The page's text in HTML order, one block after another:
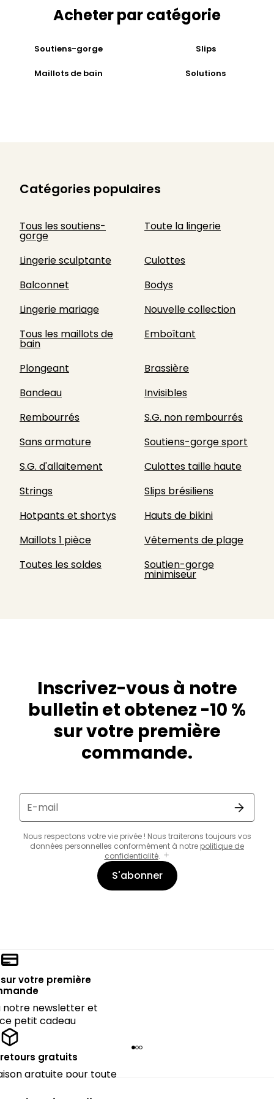
Acheter par catégorie
Soutiens-gorge Slips
Maillots de bain Solutions
Catégories populaires
Tous les soutiens-
gorge
Toute la lingerie
Lingerie sculptante
Culottes
Balconnet
Bodys
Lingerie mariage
Nouvelle collection
Tous les maillots de
bain
Emboîtant
Plongeant
Brassière
Bandeau
Invisibles
Rembourrés
S.G. non rembourrés
Sans armature
Soutiens-gorge sport
S.G. d'allaitement
Culottes taille haute
Strings
Slips brésiliens
Hotpants et shortys
Hauts de bikini
Maillots 1 pièce
Vêtements de plage
Toutes les soldes
Soutien-gorge
minimiseur
Inscrivez-vous à notre
bulletin et obtenez -10 %
sur votre première
commande.
E-mail
Nous respectons votre vie privée ! Nous traiterons toujours vos
données personnelles conformément à notre politique de
confidentialité.
S'abonner
votre première
notre newsletter et
petit cadeau
gratuits
gratuite pour toute